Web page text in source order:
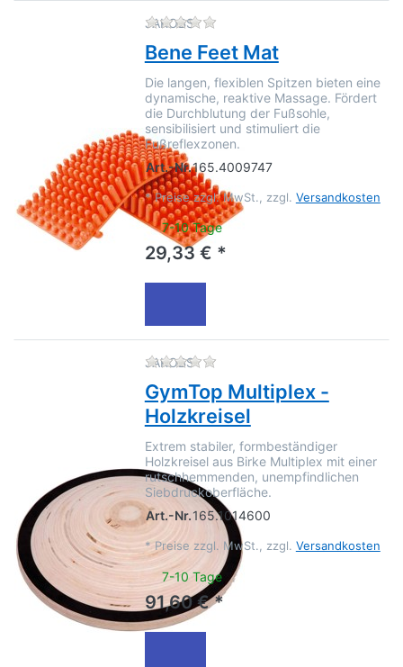
JAKOBS Zu diesem Produkt liegen
Bene Feet Mat
Die langen, flexiblen Spitzen bieten eine
dynamische, reaktive Massage. Fördert
die Durchblutung der Fußsohle,
sensibilisiert und stimuliert die
Fußreflexzonen.
Art.-Nr.165.4009747
* Preise zzgl. MwSt., zzgl. Versandkosten
7-10 Tage
29,33 € *
JAKOBS Zu diesem Produkt liegen
GymTop Multiplex -
Holzkreisel
Extrem stabiler, formbeständiger
Holzkreisel aus Birke Multiplex mit einer
rutschhemmenden, unempfindlichen
Siebdruckoberfläche.
Art.-Nr.165.1014600
* Preise zzgl. MwSt., zzgl. Versandkosten
7-10 Tage
91,60 € *